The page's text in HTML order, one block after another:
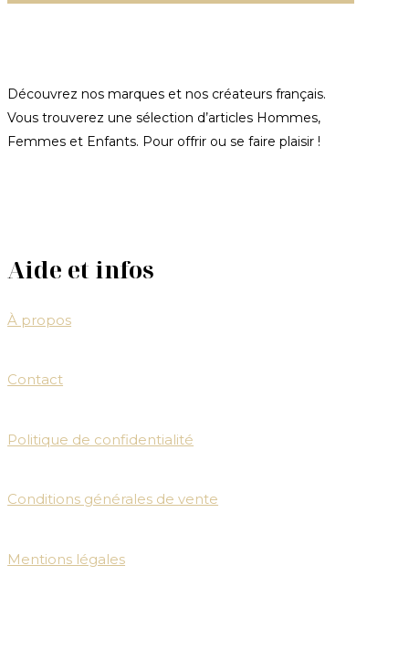
Découvrez nos marques et nos créateurs français.
Vous trouverez une sélection d’articles Hommes,
Femmes et Enfants. Pour offrir ou se faire plaisir !
Aide et infos
À propos
Contact
Politique de confidentialité
Conditions générales de vente
Mentions légales